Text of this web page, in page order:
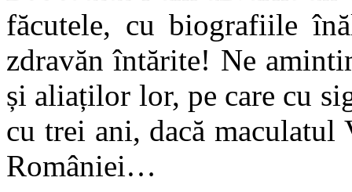
făcutele, cu biografiile
zdravăn întărite! Ne
și aliaților lor, pe care cu
cu trei ani, dacă maculatul
României…